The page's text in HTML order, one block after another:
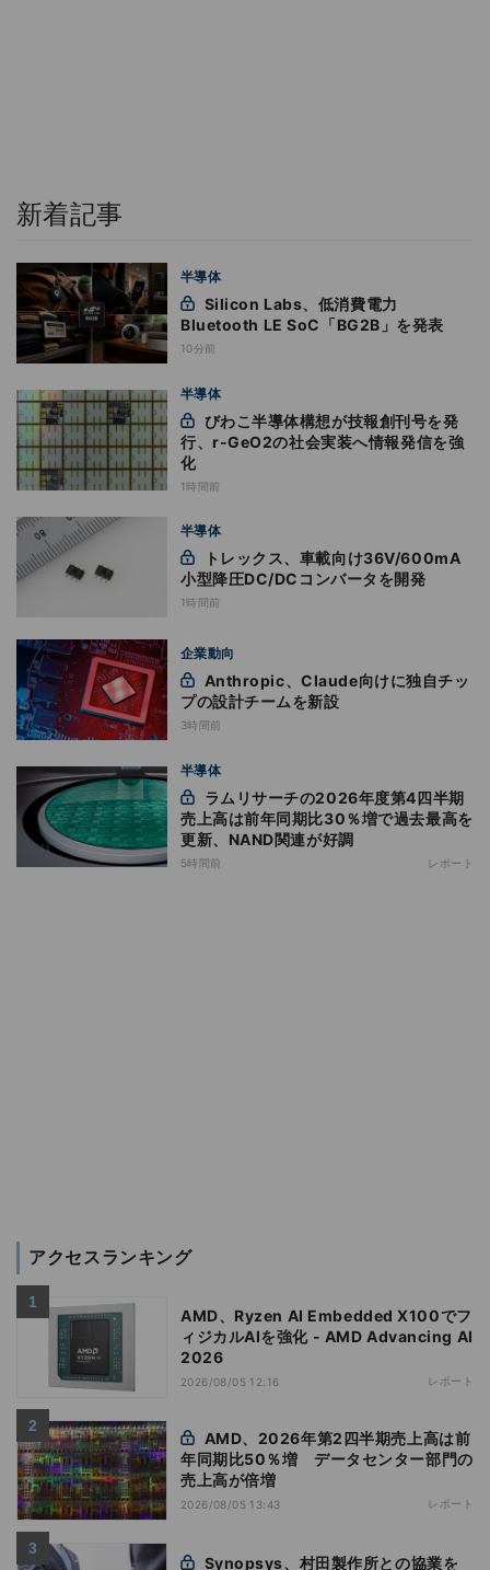
新着記事
半導体
Bluetooth LE SoC「BG2B」を発表
10分前
半導体
行、r-GeO2の社会実装へ情報発信を強
化
1時間前
半導体
小型降圧DC/DCコンバータを開発
1時間前
企業動向
プの設計チームを新設
3時間前
半導体
売上高は前年同期比30％増で過去最高を
更新、NAND関連が好調
5時間前 レポート
アクセスランキング
AMD、Ryzen AI Embedded X100でフ
ィジカルAIを強化 - AMD Advancing AI
2026
2026/08/05 12:16 レポート
年同期比50％増 データセンター部門の
売上高が倍増
2026/08/05 13:43 レポート